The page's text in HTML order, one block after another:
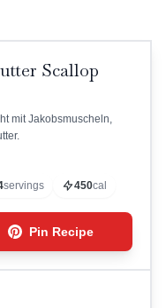
Scallop
mit Jakobsmuscheln,
servings 450cal
Pin Recipe